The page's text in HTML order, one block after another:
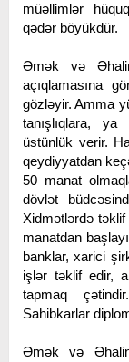
müəllimlər
qədər böyükdür.
Əmək və
açıqlamasına
gözləyir. Amma
tanışlıqlara,
üstünlük verir.
qeydiyyatdan
50 manat
dövlət
Xidmətlərdə
manatdan
banklar, xarici
işlər təklif edir,
tapmaq
Sahibkarlar
Əmək və